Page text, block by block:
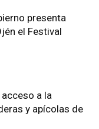
presenta
el Festival
a la
y apícolas de